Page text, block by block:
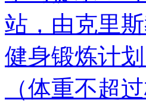
站，由克里
健身锻炼计
（体重不超